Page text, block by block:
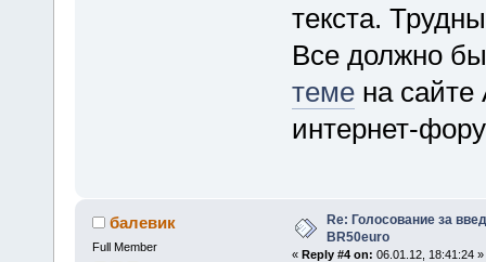
текста.
Все должно
темена сайте
интернет-
балевик
Full Member
Re: Голосование за
BR50euro
« Reply #4 on: 06.01.12, 18:41:24 »